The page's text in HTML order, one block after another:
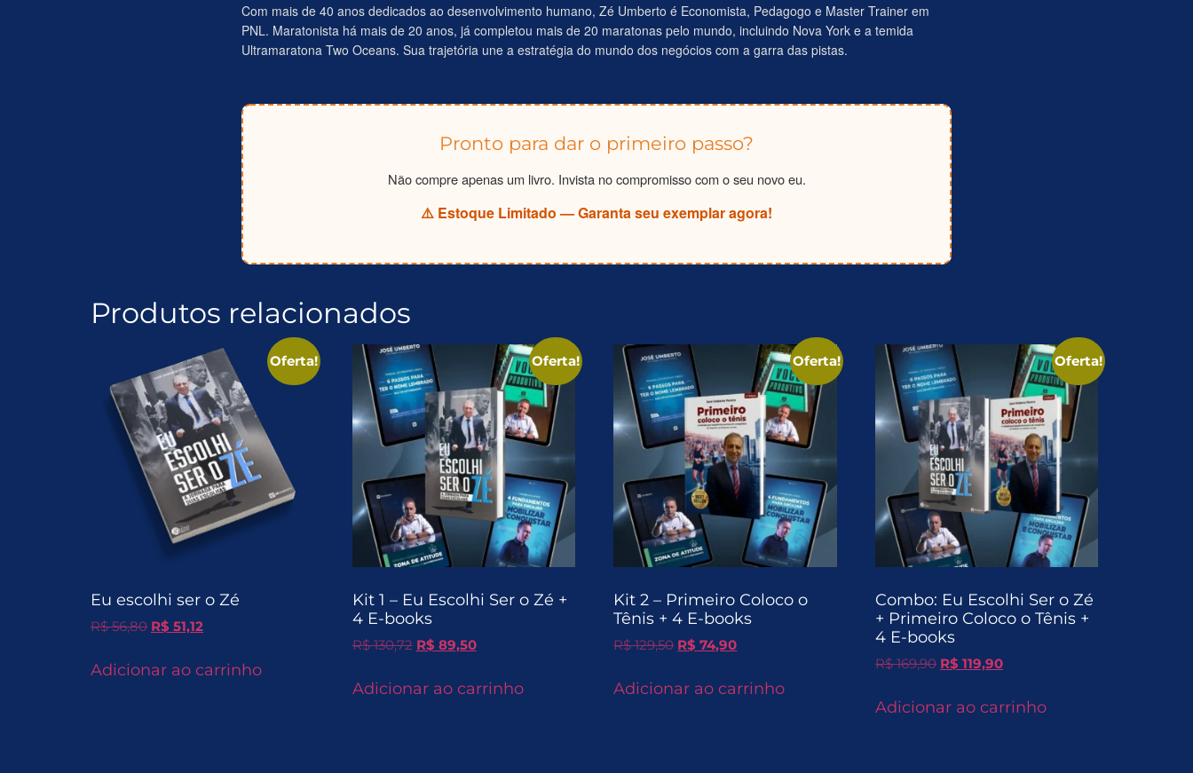
Com mais de 40 anos dedicados ao desenvolvimento humano, Zé Umberto é Economista, Pedagogo e Master Trainer em
PNL. Maratonista há mais de 20 anos, já completou mais de 20 maratonas pelo mundo, incluindo Nova York e a temida
Ultramaratona Two Oceans. Sua trajetória une a estratégia do mundo dos negócios com a garra das pistas.
Pronto para dar o primeiro passo?
Não compre apenas um livro. Invista no compromisso com o seu novo eu.
⚠️ Estoque Limitado — Garanta seu exemplar agora!
Produtos relacionados
Oferta!
Eu escolhi ser o Zé
R$56,80 R$ 51,12
Adicionar ao carrinho
Oferta!
Kit 1 – Eu Escolhi Ser o Zé +
4 E-books
R$130,72 R$ 89,50
Adicionar ao carrinho
Oferta!
Kit 2 – Primeiro Coloco o
Tênis + 4 E-books
R$129,50 R$ 74,90
Adicionar ao carrinho
Oferta!
Combo: Eu Escolhi Ser o Zé
+ Primeiro Coloco o Tênis +
4 E-books
R$169,90 R$ 119,90
Adicionar ao carrinho